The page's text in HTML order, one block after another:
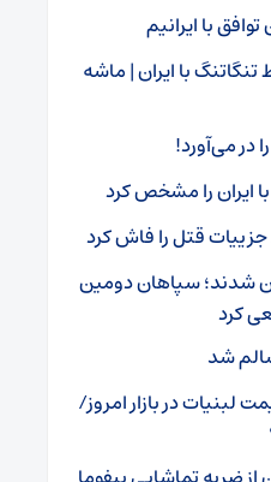
با ایرانیم
با ایران | ماشه
در می‌آورد!
ایران را مشخص کرد
قتل را فاش کرد
شدند؛ سپاهان دومین
کرد
شد
لبنیات در بازار امروز/